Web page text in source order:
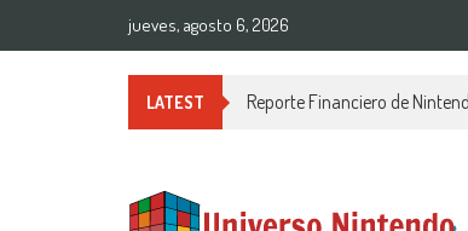
jueves, agosto 6, 2026
LATEST Reporte Financiero de